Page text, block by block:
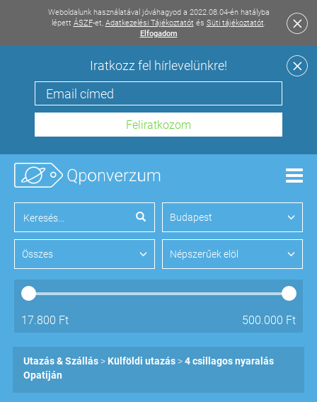
Weboldalunk használatával jóváhagyod a 2022.08.04-én hatályba
lépett ÁSZF-et, Adatkezelési Tájékoztatót és Süti tájékoztatót.
Elfogadom
Iratkozz fel hírlevelünkre!
Budapest
Összes Népszerűek elöl
17.800 Ft 500.000 Ft
Utazás & Szállás Külföldi utazás
4 csillagos nyaralás
Opatiján